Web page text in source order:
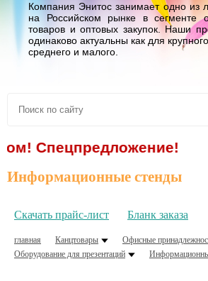
Компания Энитос занимает одно из
на Российском рынке в сегменте
товаров и оптовых закупок. Наши
одинаково актуальны как для
среднего и малого.
Информационные стенды
Скачать прайс-лист Бланк заказа
главная Канцтовары
Офисные
Оборудование для презентаций